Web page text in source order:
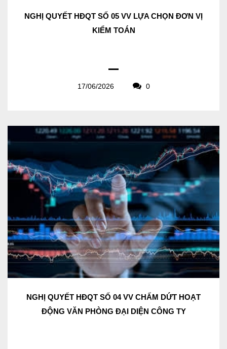
NGHỊ QUYẾT HĐQT SỐ 05 VV LỰA CHỌN ĐƠN VỊ
KIỂM TOÁN
17/06/2026 0
NGHỊ QUYẾT HĐQT SỐ 04 VV CHẤM DỨT HOẠT
ĐỘNG VĂN PHÒNG ĐẠI DIỆN CÔNG TY